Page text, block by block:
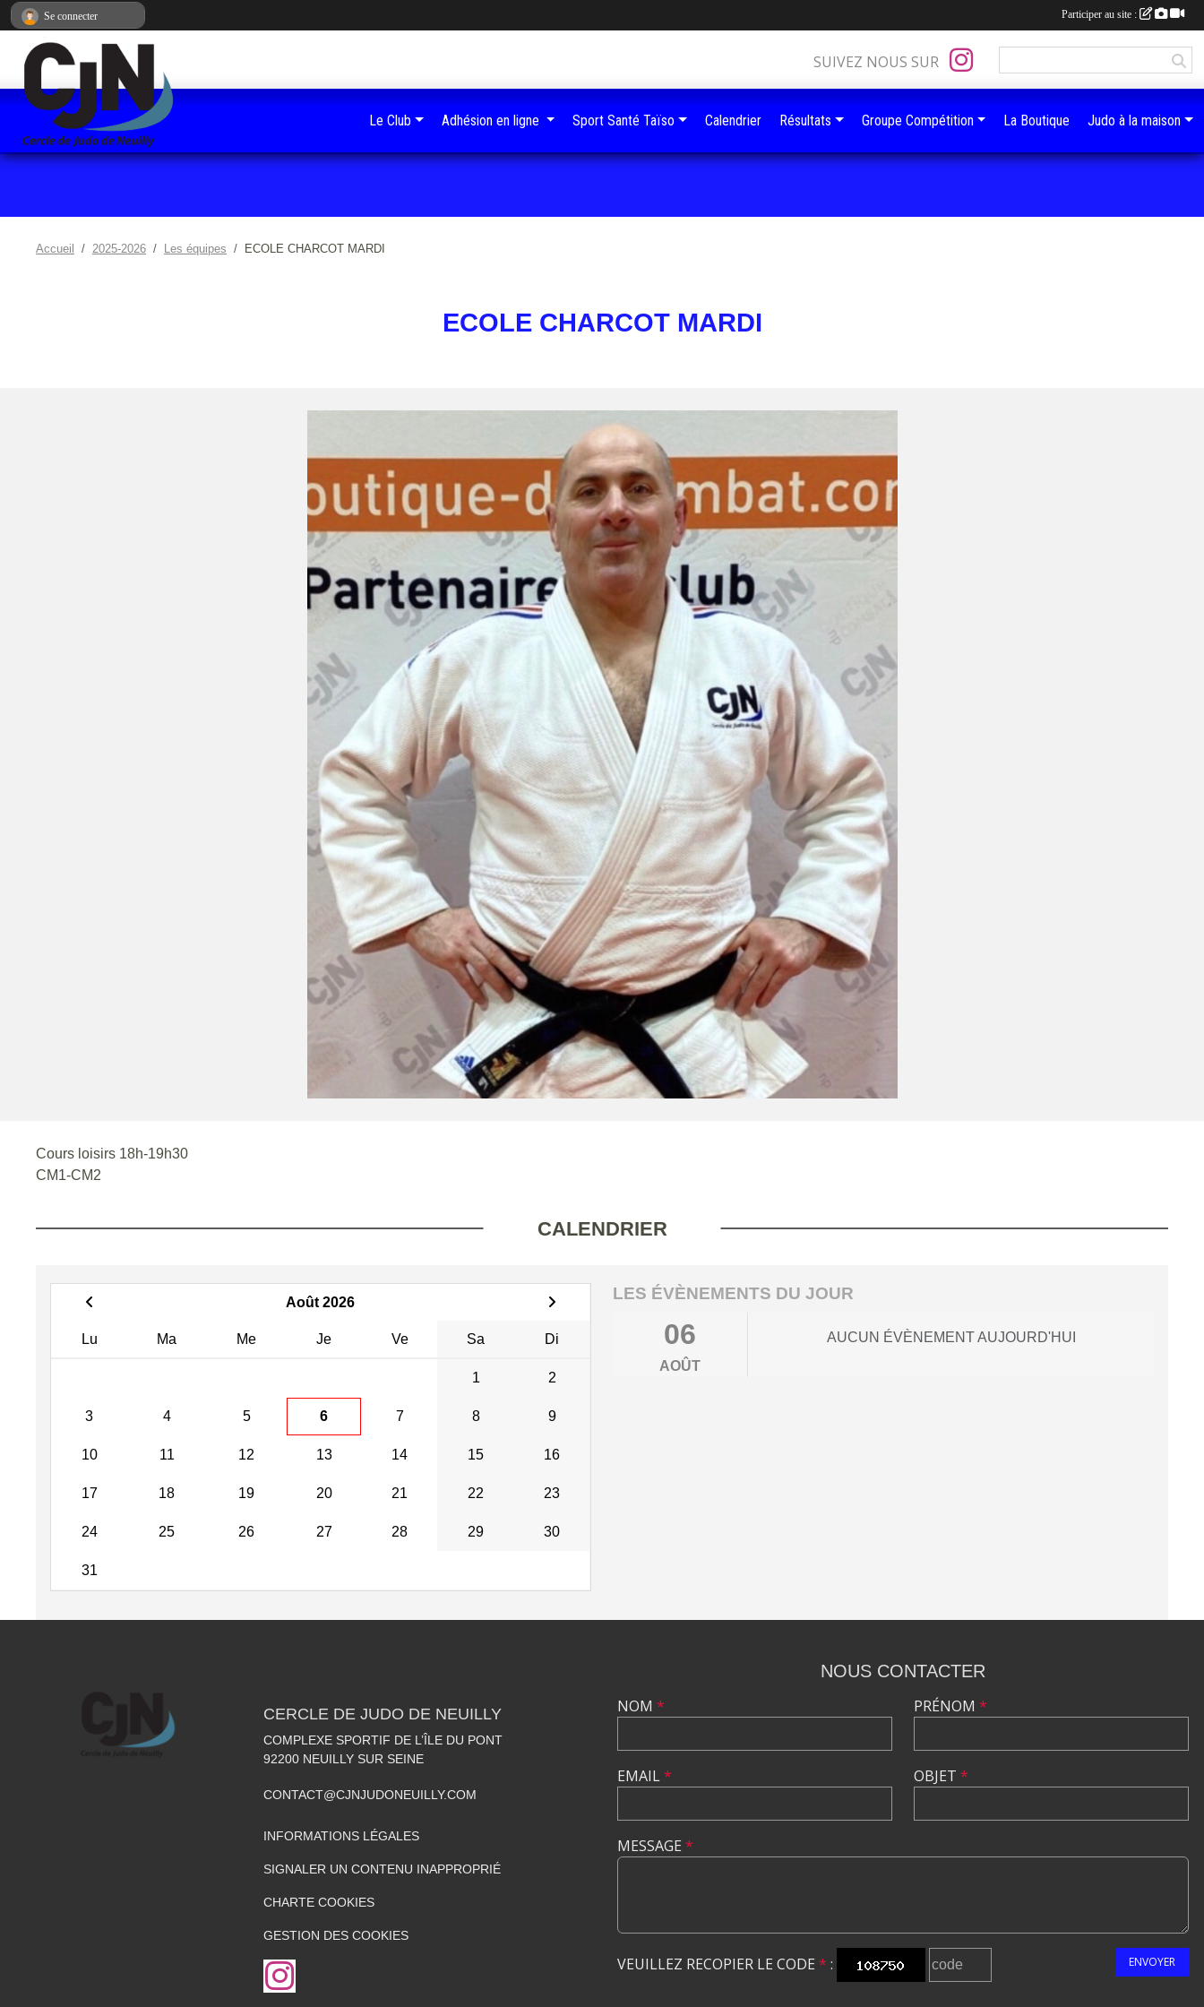
Accueil 2025-2026 Les équipes ECOLE CHARCOT MARDI
ECOLE CHARCOT MARDI
Cours loisirs 18h-19h30
CM1-CM2
CALENDRIER
Août 2026
Lu Ma Me Je Ve Sa Di
1 2
3 4 5 6 7 8 9
10 11 12 13 14 15 16
17 18 19 20 21 22 23
24 25 26 27 28 29 30
31
LES ÉVÈNEMENTS DU JOUR
06
AOÛT
AUCUN ÉVÈNEMENT AUJOURD'HUI
SUIVEZ NOUS SUR
Le Club Adhésion en ligne Sport Santé Taïso Calendrier Résultats Groupe Compétition La Boutique Judo à la maison
CERCLE DE JUDO DE NEUILLY
COMPLEXE SPORTIF DE L’ÎLE DU PONT
92200 NEUILLY SUR SEINE
CONTACT@CJNJUDONEUILLY.COM
INFORMATIONS LÉGALES
SIGNALER UN CONTENU INAPPROPRIÉ
CHARTE COOKIES
GESTION DES COOKIES
NOUS CONTACTER
NOM *
EMAIL*
PRÉNOM *
OBJET *
MESSAGE *
VEUILLEZ RECOPIER LE CODE * : ENVOYER
Se connecter Participer au site :
Panneau de gestion des cookies